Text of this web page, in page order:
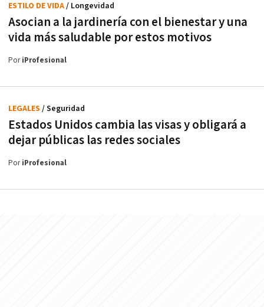
Asocian a la jardinería con el bienestar y una
vida más saludable por estos motivos
ESTILO DE VIDA/ Longevidad
PoriProfesional
Estados Unidos cambia las visas y obligará a
dejar públicas las redes sociales
LEGALES / Seguridad
PoriProfesional